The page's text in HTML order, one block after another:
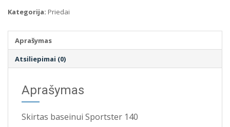
GB
2009
Kategorija: Priedai
Aprašymas
Atsiliepimai (0)
Aprašymas
Skirtas baseinui Sportster 140